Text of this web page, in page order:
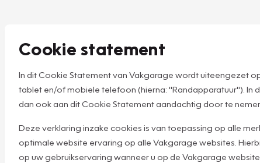
Cookie statement
In dit Cookie Statement van Vakgarage wordt uiteengezet
tablet en/of mobiele telefoon (hierna: "Randapparatuur").
dan ook aan dit Cookie Statement aandachtig door te
Deze verklaring inzake cookies is van toepassing op alle
optimale website ervaring op alle Vakgarage websites.
op uw gebruikservaring wanneer u op de Vakgarage